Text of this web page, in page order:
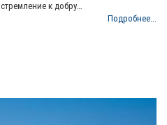
к добру…
Подробнее...